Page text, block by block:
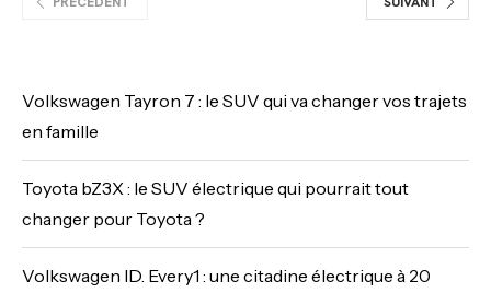
Volkswagen Tayron 7 : le SUV qui va changer vos trajets
en famille
Toyota bZ3X : le SUV électrique qui pourrait tout
changer pour Toyota ?
Volkswagen ID. Every1 : une citadine électrique à 20